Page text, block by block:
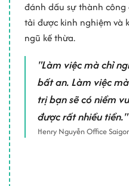
đánh dấu sự thành
tải được kinh nghiệm và
ngũ kế thừa.
"Làm việc mà chỉ
bất an. Làm việc
trị bạn sẽ có niềm
được rất nhiều tiền."
Henry Nguyễn Office